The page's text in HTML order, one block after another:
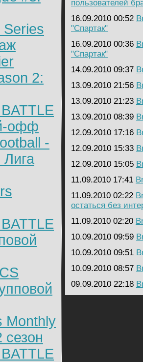
Series
2:
офф
-
Monthly
сезон
пользователей
16.09.2010 00:52
"Спартак"
16.09.2010 00:36
"Спартак"
14.09.2010 09:37
13.09.2010 21:56
13.09.2010 21:23
13.09.2010 08:39
12.09.2010 17:16
12.09.2010 15:33
12.09.2010 15:05
11.09.2010 17:41
11.09.2010 02:22
остаться без
11.09.2010 02:20
10.09.2010 09:59
10.09.2010 09:51
10.09.2010 08:57
09.09.2010 22:18